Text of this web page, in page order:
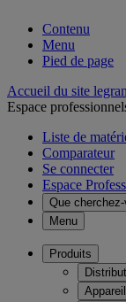
Contenu
Menu
Pied de page
Accueil du site
Espace
Liste de
Comparateur
Se connecter
Espace
Que
Menu
Produits